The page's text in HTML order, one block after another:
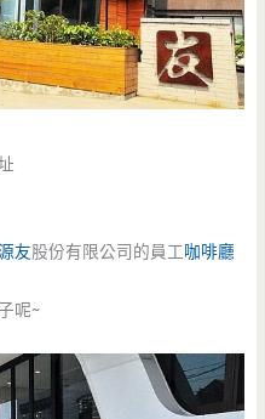
友股份有限公司的員工咖啡廳
呢~